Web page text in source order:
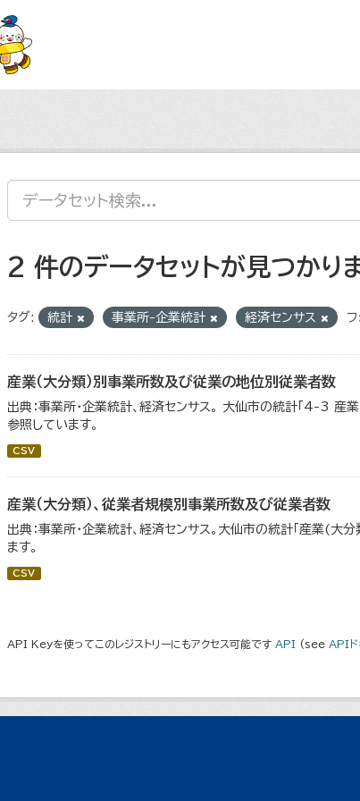
2 件のデータセットが見つかり
タグ: 統計 事業所-企業統計 経済センサス フ
産業（大分類）別事業所数及び従業の地位別従業者数
出典：事業所・企業統計、経済センサス。 大仙市の統計「4-3
参照しています。
CSV
産業（大分類）、従業者規模別事業所数及び従業者数
出典：事業所・企業統計、経済センサス。大仙市の統計「産業(大
ます。
CSV
API Keyを使ってこのレジストリーにもアクセス可能です API (see APIド